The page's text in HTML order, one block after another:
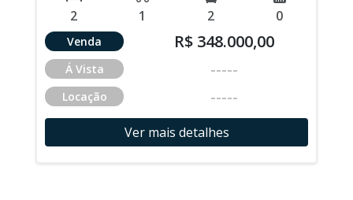
2 1 2 0
Venda R$ 348.000,00
Á Vista -----
Locação -----
Ver mais detalhes